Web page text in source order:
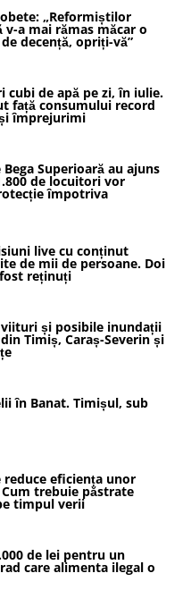
„Reformiștilor
v-a mai rămas măcar o
decență, opriți-vă”
cubi de apă pe zi, în iulie.
față consumului record
împrejurimi
Superioară au ajuns
de locuitori vor
împotriva
live cu conținut
de mii de persoane. Doi
reținuți
viituri și posibile inundații
Timiș, Caraș-Severin și
în Banat. Timișul, sub
reduce eficiența unor
trebuie păstrate
timpul verii
de lei pentru un
care alimenta ilegal o